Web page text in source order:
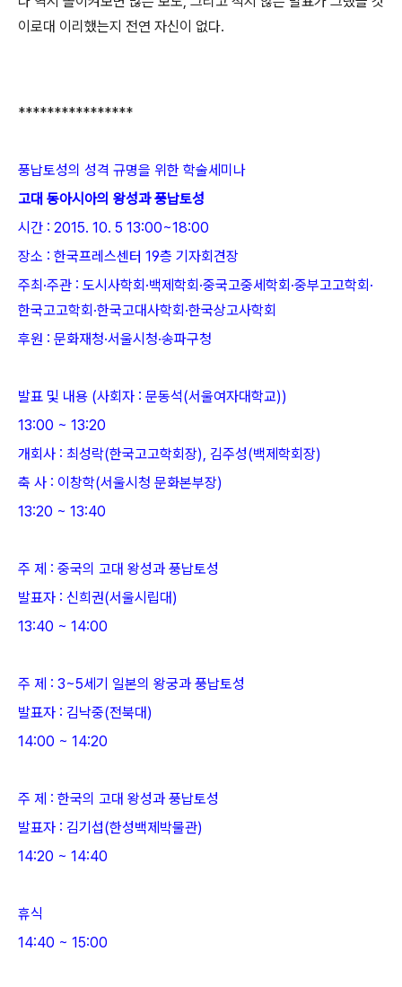
이로대 이리했는지 전연 자신이 없다.
****************
풍납토성의 성격 규명을 위한 학술세미나
고대 동아시아의 왕성과 풍납토성
시간 : 2015. 10. 5 13:00~18:00
장소 : 한국프레스센터 19층 기자회견장
주최 ·주관 : 도시사학회·백제학회·중국고중세학회·중부고고학회·
한국고고학회·한국고대사학회·한국상고사학회
후원 : 문화재청·서울시청·송파구청
발표 및 내용 (사회자 : 문동석(서울여자대학교))
13:00 ~ 13:20
개회사 : 최성락(한국고고학회장), 김주성(백제학회장)
축 사 : 이창학(서울시청 문화본부장)
13:20 ~ 13:40
주 제 : 중국의 고대 왕성과 풍납토성
발표자 : 신희권(서울시립대)
13:40 ~ 14:00
주 제 : 3~5세기 일본의 왕궁과 풍납토성
발표자 : 김낙중(전북대)
14:00 ~ 14:20
주 제 : 한국의 고대 왕성과 풍납토성
발표자 : 김기섭(한성백제박물관)
14:20 ~ 14:40
휴식
14:40 ~ 15:00